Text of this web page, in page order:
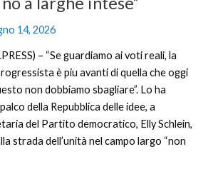
14, 2026
– “Se guardiamo ai voti reali, la
è piu avanti di quella che oggi
non dobbiamo sbagliare”. Lo ha
della Repubblica delle idee, a
del Partito democratico, Elly Schlein,
strada dell’unità nel campo largo “non